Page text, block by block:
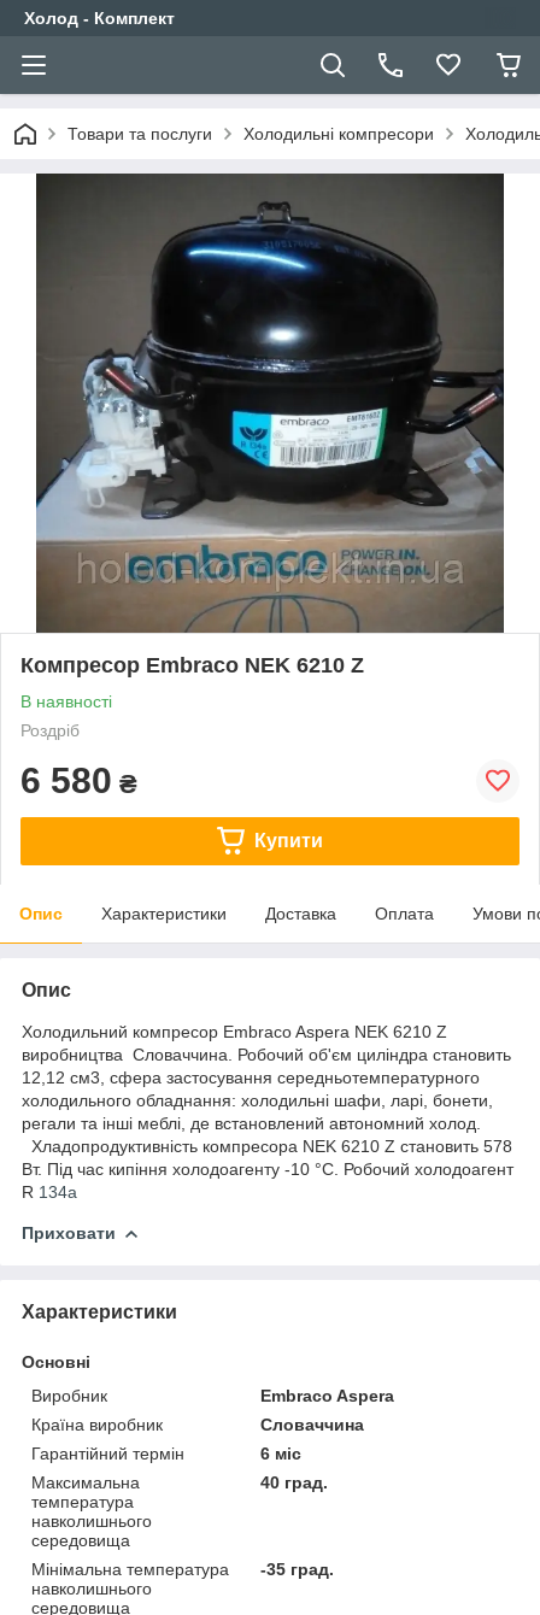
Холод - Комплект
Товари та послуги Холодильні компресори
Компресор Embraco NEK 6210 Z
В наявності
Роздріб
6 580 ₴
Купити
Опис Характеристики Доставка Оплата Умови
Опис
Холодильний компресор Embraco Aspera NEK 6210 Z
виробництва Словаччина. Робочий об'єм циліндра становить
12,12 см3, сфера застосування середньотемпературного
холодильного обладнання: холодильні шафи, ларі, бонети,
регали та інші меблі, де встановлений автономний холод.
Хладопродуктивність компресора NEK 6210 Z становить 578
Вт. Під час кипіння холодоагенту -10 °C. Робочий холодоагент
R 134a
Приховати
Характеристики
Основні
Виробник
Embraco Aspera
Країна виробник
Словаччина
Гарантійний термін
6 міс
Максимальна
температура
навколишнього
середовища
40 град.
Мінімальна температура
навколишнього
середовища
-35 град.